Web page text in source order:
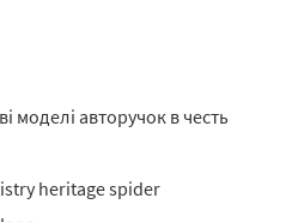
моделі авторучок в честь
heritage spider